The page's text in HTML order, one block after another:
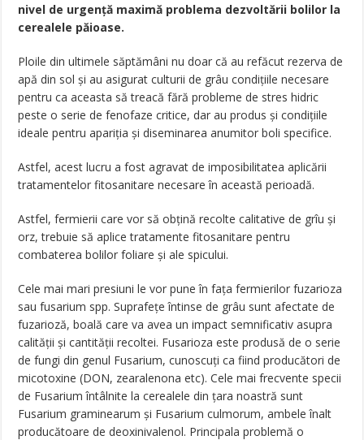
nivel de urgenţă maximă problema dezvoltării bolilor la
cerealele păioase.
Ploile din ultimele săptămâni nu doar că au refăcut rezerva de
apă din sol şi au asigurat culturii de grâu condiţiile necesare
pentru ca aceasta să treacă fără probleme de stres hidric
peste o serie de fenofaze critice, dar au produs şi condiţiile
ideale pentru apariţia şi diseminarea anumitor boli specifice.
Astfel, acest lucru a fost agravat de imposibilitatea aplicării
tratamentelor fitosanitare necesare în această perioadă.
Astfel, fermierii care vor să obţină recolte calitative de grîu şi
orz, trebuie să aplice tratamente fitosanitare pentru
combaterea bolilor foliare şi ale spicului.
Cele mai mari presiuni le vor pune în faţa fermierilor fuzarioza
sau fusarium spp. Suprafeţe întinse de grâu sunt afectate de
fuzarioză, boală care va avea un impact semnificativ asupra
calităţii şi cantităţii recoltei. Fusarioza este produsă de o serie
de fungi din genul Fusarium, cunoscuţi ca fiind producători de
micotoxine (DON, zearalenona etc). Cele mai frecvente specii
de Fusarium întâlnite la cerealele din ţara noastră sunt
Fusarium graminearum şi Fusarium culmorum, ambele înalt
producătoare de deoxinivalenol. Principala problemă o